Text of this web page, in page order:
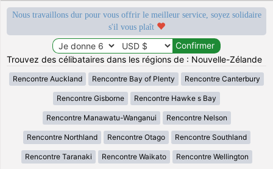
Nous travaillons dur pour vous offrir le meilleur service, soyez solidaire
s'il vous plaît
Trouvez des célibataires dans les régions de : Nouvelle-Zélande
Rencontre Auckland Rencontre Bay of Plenty Rencontre Canterbury
Rencontre Gisborne Rencontre Hawke s Bay
Rencontre Manawatu-Wanganui Rencontre Nelson
Rencontre Northland Rencontre Otago Rencontre Southland
Rencontre Taranaki Rencontre Waikato Rencontre Wellington